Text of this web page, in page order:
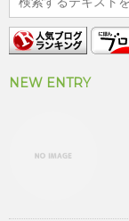
NEW ENTRY